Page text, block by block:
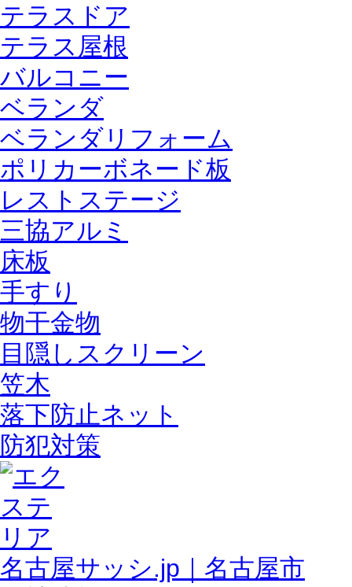
テラスドア
テラス屋根
バルコニー
ベランダ
ベランダリフォーム
ポリカーボネード板
レストステージ
三協アルミ
床板
手すり
物干金物
目隠しスクリーン
笠木
落下防止ネット
防犯対策
名古屋サッシ.jp｜名古屋市